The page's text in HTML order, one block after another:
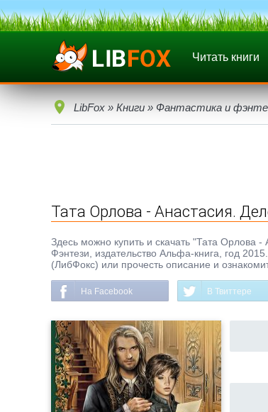
Читать книги
LibFox » Книги » Фантастика и
Тата Орлова - Анастасия.
Здесь можно купить и скачать "Тата
Фэнтези, издательство Альфа-книга, год
(ЛибФокс) или прочесть описание и
На Facebook В Твиттере